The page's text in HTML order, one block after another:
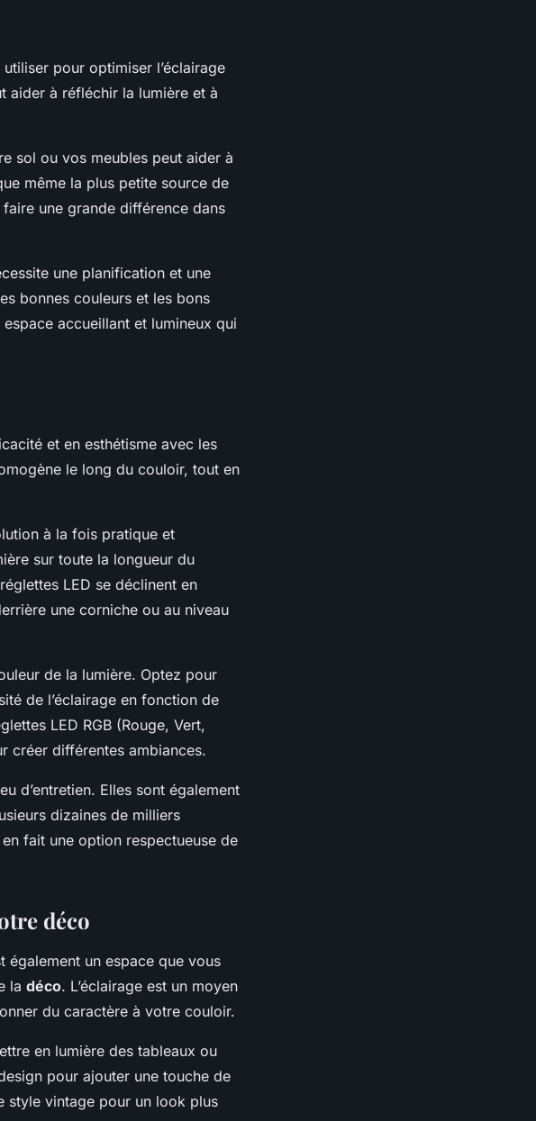
pour optimiser l’éclairage
aider à réfléchir la lumière et à
sol ou vos meubles peut aider à
même la plus petite source de
une grande différence dans
une planification et une
bonnes couleurs et les bons
accueillant et lumineux qui
et en esthétisme avec les
le long du couloir, tout en
à la fois pratique et
sur toute la longueur du
LED se déclinent en
une corniche ou au niveau
de la lumière. Optez pour
de l’éclairage en fonction de
LED RGB (Rouge, Vert,
créer différentes ambiances.
d’entretien. Elles sont également
dizaines de milliers
fait une option respectueuse de
déco
également un espace que vous
la déco. L’éclairage est un moyen
du caractère à votre couloir.
en lumière des tableaux ou
pour ajouter une touche de
style vintage pour un look plus